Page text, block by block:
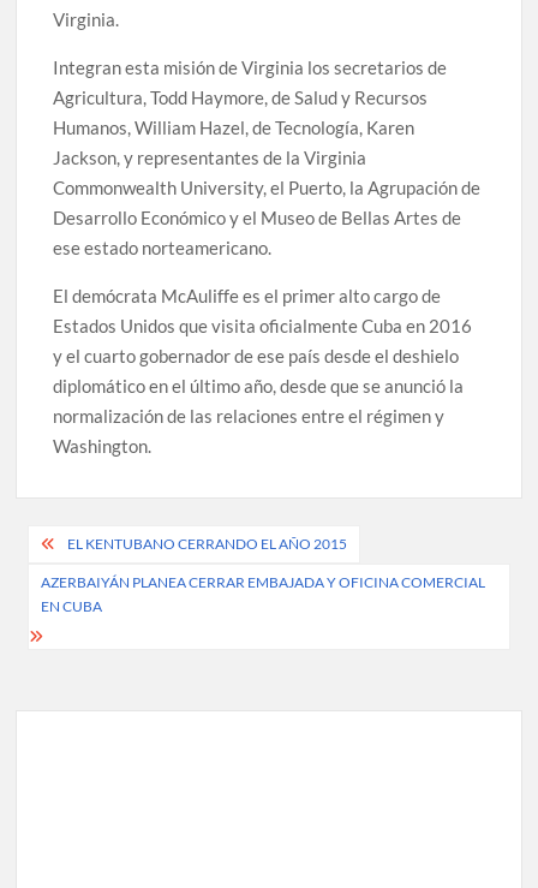
Virginia.
Integran esta misión de Virginia los secretarios de
Agricultura, Todd Haymore, de Salud y Recursos
Humanos, William Hazel, de Tecnología, Karen
Jackson, y representantes de la Virginia
Commonwealth University, el Puerto, la Agrupación de
Desarrollo Económico y el Museo de Bellas Artes de
ese estado norteamericano.
El demócrata McAuliffe es el primer alto cargo de
Estados Unidos que visita oficialmente Cuba en 2016
y el cuarto gobernador de ese país desde el deshielo
diplomático en el último año, desde que se anunció la
normalización de las relaciones entre el régimen y
Washington.
Post
navigation
EL KENTUBANO CERRANDO EL AÑO 2015
AZERBAIYÁN PLANEA CERRAR EMBAJADA Y OFICINA COMERCIAL
EN CUBA